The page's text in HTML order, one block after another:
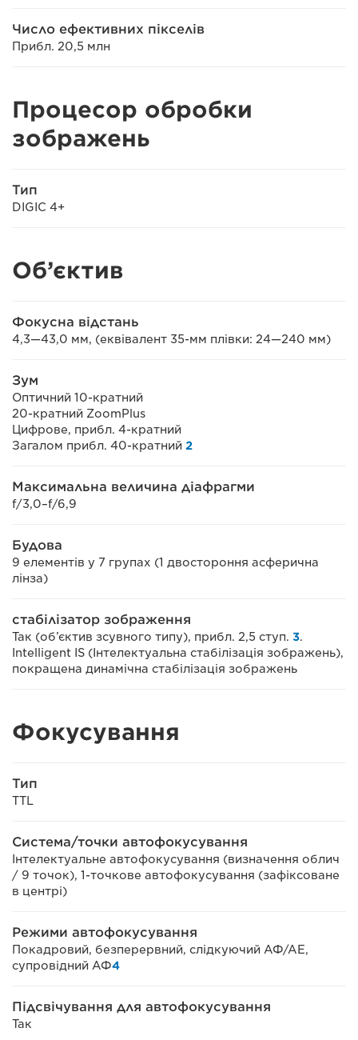
Число ефективних пікселів
Прибл. 20,5 млн
Процесор обробки
зображень
Тип
DIGIC 4+
Об’єктив
Фокусна відстань
4,3—43,0 мм, (еквівалент 35-мм плівки: 24—240 мм)
Зум
Оптичний 10-кратний
20-кратний ZoomPlus
Цифрове, прибл. 4-кратний
Загалом прибл. 40-кратний 2
Максимальна величина діафрагми
f/3,0–f/6,9
Будова
9 елементів у 7 групах (1 двостороння асферична
лінза)
cтабілізатор зображення
Так (об’єктив зсувного типу), прибл. 2,5 ступ. 3.
Intelligent IS (Інтелектуальна стабілізація зображень),
покращена динамічна стабілізація зображень
Фокусування
Тип
TTL
Система/точки автофокусування
Інтелектуальне автофокусування (визначення облич
/ 9 точок), 1-точкове автофокусування (зафіксоване
в центрі)
Режими автофокусування
Покадровий, безперервний, слідкуючий АФ/АЕ,
супровідний АФ4
Підсвічування для автофокусування
Так